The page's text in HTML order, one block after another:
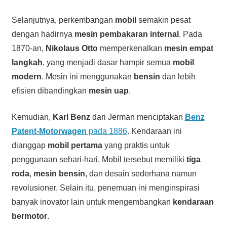
Selanjutnya, perkembangan mobil semakin pesat
dengan hadirnya mesin pembakaran internal . Pada
1870-an, Nikolaus Ottomemperkenalkan mesin empat
langkah, yang menjadi dasar hampir semua mobil
modern. Mesin ini menggunakan bensin dan lebih
efisien dibandingkan mesin uap.
Kemudian, Karl Benzdari Jerman menciptakan Benz
Patent-Motorwagen pada 1886. Kendaraan ini
dianggap mobil pertamayang praktis untuk
penggunaan sehari-hari. Mobil tersebut memiliki tiga
roda, mesin bensin, dan desain sederhana namun
revolusioner. Selain itu, penemuan ini menginspirasi
banyak inovator lain untuk mengembangkan kendaraan
bermotor.